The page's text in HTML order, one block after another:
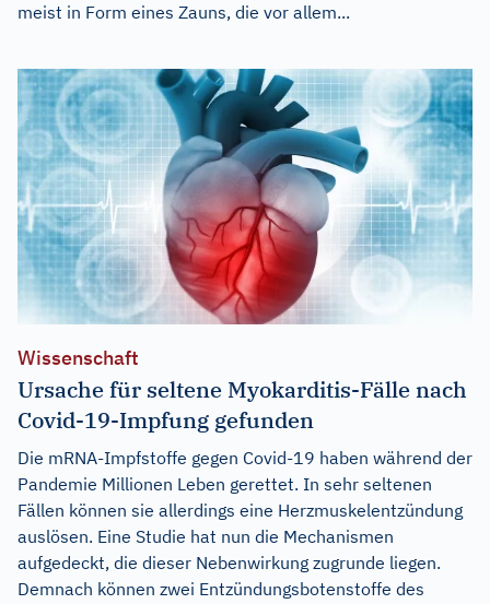
meist in Form eines Zauns, die vor allem...
Wissenschaft
Ursache für seltene Myokarditis-Fälle nach
Covid-19-Impfung gefunden
Die mRNA-Impfstoffe gegen Covid-19 haben während der
Pandemie Millionen Leben gerettet. In sehr seltenen
Fällen können sie allerdings eine Herzmuskelentzündung
auslösen. Eine Studie hat nun die Mechanismen
aufgedeckt, die dieser Nebenwirkung zugrunde liegen.
Demnach können zwei Entzündungsbotenstoffe des